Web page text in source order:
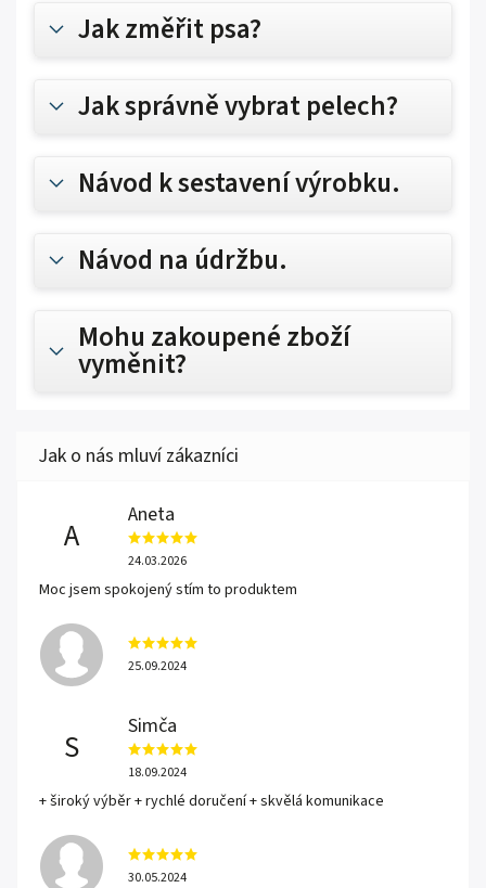
Jak změřit psa?
Jak správně vybrat pelech?
Návod k sestavení výrobku.
Návod na údržbu.
Mohu zakoupené zboží
vyměnit?
A
Aneta
24.03.2026
Moc jsem spokojený stím to produktem
25.09.2024
S
Simča
18.09.2024
+ široký výběr + rychlé doručení + skvělá komunikace
30.05.2024